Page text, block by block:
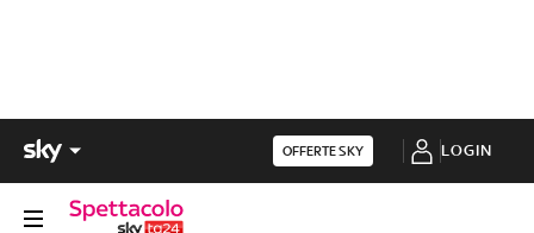
OFFERTE SKY LOGIN